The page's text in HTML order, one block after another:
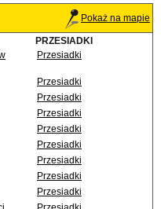
Pokaż na mapie
PRZESIADKI
Przesiadki
Przesiadki
Przesiadki
Przesiadki
Przesiadki
Przesiadki
Przesiadki
Przesiadki
Przesiadki